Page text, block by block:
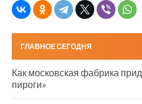
ГЛАВНОЕ СЕГОДНЯ
Как московская фабрика
пироги»